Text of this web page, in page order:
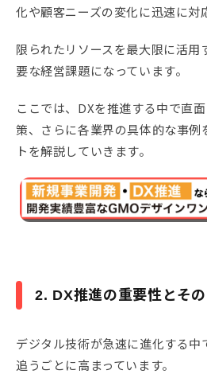
化や顧客ニーズの変化に迅速に対
限られたリソースを最大限に活用
要な経営課題になっています。
ここでは、DXを推進する中で直
策、さらに各業界の具体的な事例
トを解説していきます。
2. DX推進の重要性とそ
デジタル技術が急速に進化する中
追うごとに高まっています。